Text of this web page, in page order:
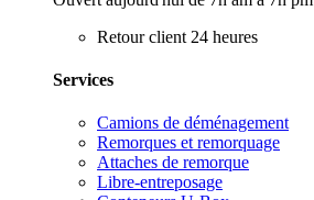
Retour client 24 heures
Services
Camions de déménagement
Remorques et remorquage
Attaches de remorque
Libre-entreposage